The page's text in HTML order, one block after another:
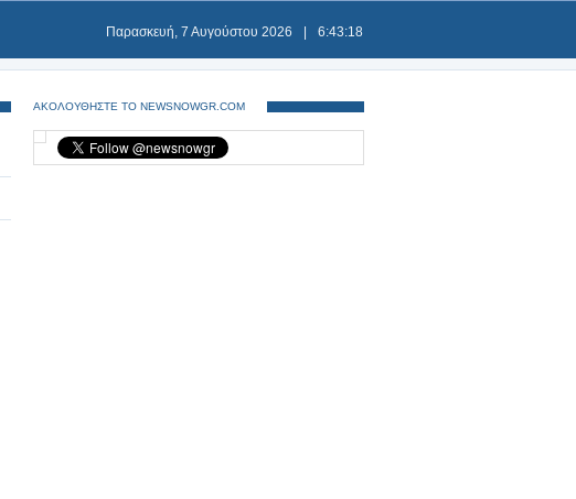
Παρασκευή, 7 Αυγούστου 2026 6:43:18
ΑΚΟΛΟΥΘΗΣΤΕ ΤΟ NEWSNOWGR.COM